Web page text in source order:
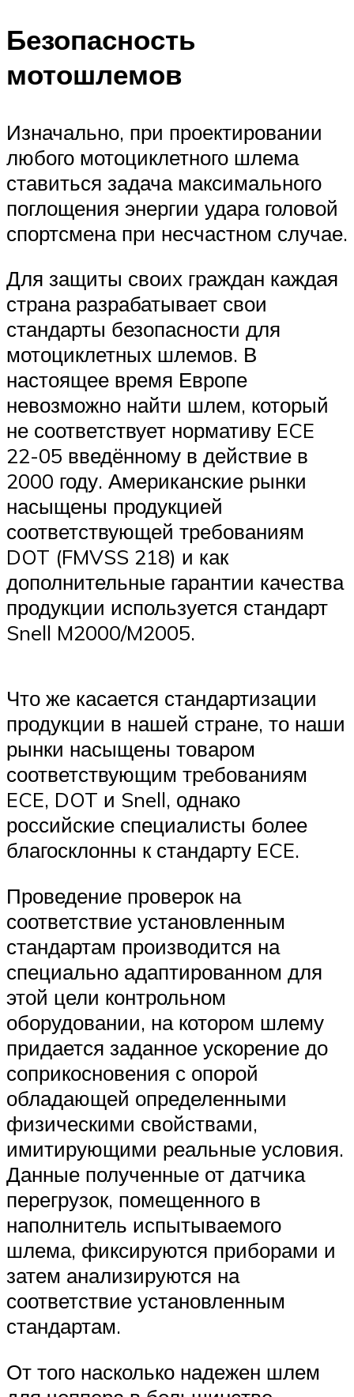
Безопасность
мотошлемов
Изначально, при проектировании
любого мотоциклетного шлема
ставиться задача максимального
поглощения энергии удара головой
спортсмена при несчастном случае.
Для защиты своих граждан каждая
страна разрабатывает свои
стандарты безопасности для
мотоциклетных шлемов. В
настоящее время Европе
невозможно найти шлем, который
не соответствует нормативу ECE
22-05 введённому в действие в
2000 году. Американские рынки
насыщены продукцией
соответствующей требованиям
DOT (FMVSS 218) и как
дополнительные гарантии качества
продукции используется стандарт
Snell M2000/M2005.
Что же касается стандартизации
продукции в нашей стране, то наши
рынки насыщены товаром
соответствующим требованиям
ECE, DOT и Snell, однако
российские специалисты более
благосклонны к стандарту ECE.
Проведение проверок на
соответствие установленным
стандартам производится на
специально адаптированном для
этой цели контрольном
оборудовании, на котором шлему
придается заданное ускорение до
соприкосновения с опорой
обладающей определенными
физическими свойствами,
имитирующими реальные условия.
Данные полученные от датчика
перегрузок, помещенного в
наполнитель испытываемого
шлема, фиксируются приборами и
затем анализируются на
соответствие установленным
стандартам.
От того насколько надежен шлем